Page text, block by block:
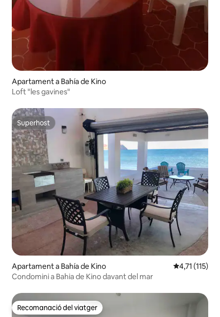
Apartament a Bahía de Kino
Loft "les gavines"
Superhost
Superhost
Apartament a Bahía de Kino 4,71 de
4,71 (115)
Condomini a Bahia de Kino davant del mar
Recomanació del viatger
Recomanació del viatger